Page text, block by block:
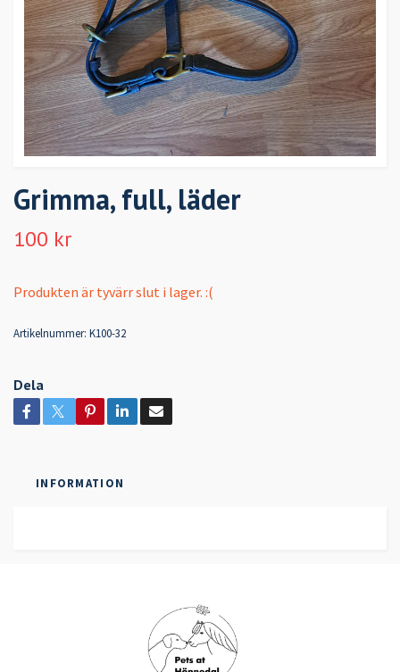
Grimma, full, läder
100 kr
Produkten är tyvärr slut i lager. :(
Artikelnummer: K100-32
Dela
INFORMATION